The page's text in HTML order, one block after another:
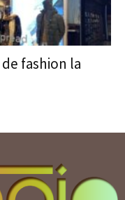
fashion la